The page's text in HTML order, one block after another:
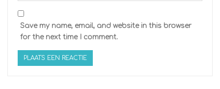
Save my name, email, and website in this browser
for the next time I comment.